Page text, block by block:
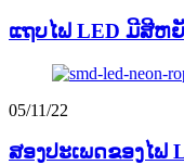
ແຖບໄຟ LED ມີສີຫ
05/11/22
ສອງປະເພດຂອງໄຟ